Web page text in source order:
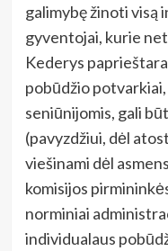
galimybę žinoti
gyventojai, kurie
Kederys
pobūdžio
seniūnijomis, gali
(pavyzdžiui, dėl
viešinami dėl
komisijos
norminiai
individualaus